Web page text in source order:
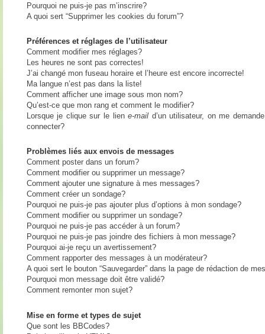
Pourquoi ne puis-je pas m’inscrire?
A quoi sert “Supprimer les cookies du forum”?
Préférences et réglages de l’utilisateur
Comment modifier mes réglages?
Les heures ne sont pas correctes!
J’ai changé mon fuseau horaire et l’heure est encore incorrecte!
Ma langue n’est pas dans la liste!
Comment afficher une image sous mon nom?
Qu’est-ce que mon rang et comment le modifier?
Lorsque je clique sur le liene-mail d’un utilisateur, on me
connecter?
Problèmes liés aux envois de messages
Comment poster dans un forum?
Comment modifier ou supprimer un message?
Comment ajouter une signature à mes messages?
Comment créer un sondage?
Pourquoi ne puis-je pas ajouter plus d’options à mon sondage?
Comment modifier ou supprimer un sondage?
Pourquoi ne puis-je pas accéder à un forum?
Pourquoi ne puis-je pas joindre des fichiers à mon message?
Pourquoi ai-je reçu un avertissement?
Comment rapporter des messages à un modérateur?
A quoi sert le bouton “Sauvegarder” dans la page de rédaction de
Pourquoi mon message doit être validé?
Comment remonter mon sujet?
Mise en forme et types de sujet
Que sont les BBCodes?